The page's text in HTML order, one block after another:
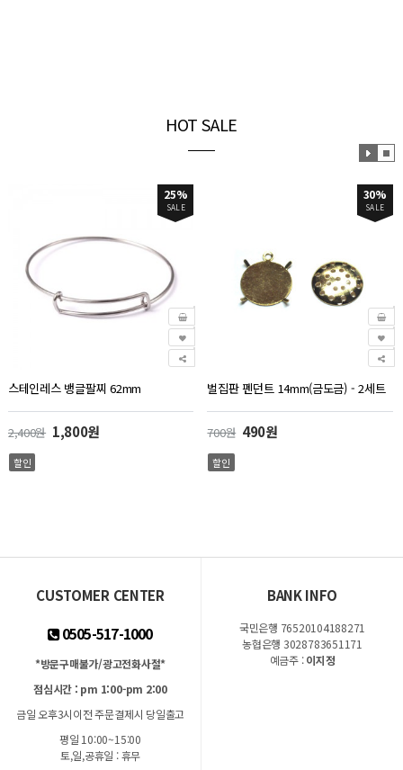
HOT SALE
효
재
생
효
정
지
25%
SALE
스테인레스 뱅글팔찌 62mm
2,400원 1,800원
할인
30%
SALE
벌집판 펜던트 14mm(금도금) - 2세트
700원 490원
할인
아크릴부다머리 14*12mm(레드) - 2개
400원
토호 고리형지프장식 (은버니쉬) - 4개
700원
CUSTOMER CENTER
0505-517-1000
*방문구매불가/광고전화사절*
점심시간 : pm 1:00-pm 2:00
금일 오후3시이전 주문결제시 당일출고
평일 10:00~15:00
토,일,공휴일 : 휴무
BANK INFO
국민은행 76520104188271
농협은행 3028783651171
예금주 :이지정